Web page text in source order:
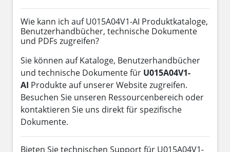
Wie kann ich auf U015A04V1-AI Produktkataloge,
Benutzerhandbücher, technische Dokumente
und PDFs zugreifen?
Sie können auf Kataloge, Benutzerhandbücher
und technische Dokumente für U015A04V1-
AI Produkte auf unserer Website zugreifen.
Besuchen Sie unseren Ressourcenbereich oder
kontaktieren Sie uns direkt für spezifische
Dokumente.
Bieten Sie technischen Support für U015A04V1-